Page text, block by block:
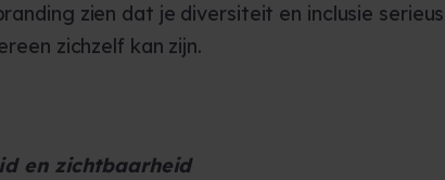
zien dat je diversiteit en inclusie
zichzelf kan zijn.
en zichtbaarheid